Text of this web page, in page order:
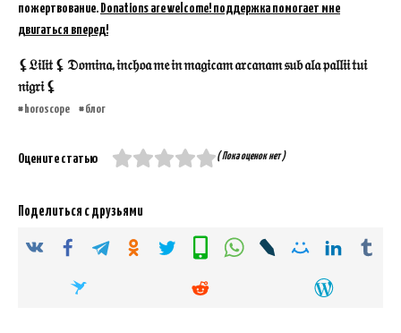
пожертвование. Donations are welcome! поддержка помогает мне
двигаться вперед!
⚸𝔏𝔦𝔩𝔦𝔱 ⚸ 𝔇𝔬𝔪𝔦𝔫𝔞, 𝔦𝔫𝔠𝔥𝔬𝔞 𝔪𝔢 𝔦𝔫 𝔪𝔞𝔤𝔦𝔠𝔞𝔪 𝔞𝔯𝔠𝔞𝔫𝔞𝔪 𝔰𝔲𝔟 𝔞𝔩𝔞 𝔭𝔞𝔩𝔩𝔦𝔦 𝔱𝔲𝔦
𝔫𝔦𝔤𝔯𝔦 ⚸
horoscope блог
Оцените статью ( Пока оценок нет )
Поделиться с друзьями